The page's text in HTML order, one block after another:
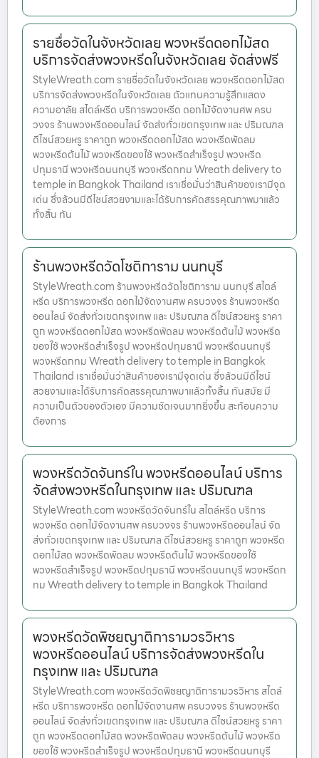
รายชื่อวัดในจังหวัดเลย พวงหรีดดอกไม้สด
บริการจัดส่งพวงหรีดในจังหวัดเลย จัดส่งฟรี
StyleWreath.com รายชื่อวัดในจังหวัดเลย พวงหรีดดอกไม้สด
บริการจัดส่งพวงหรีดในจังหวัดเลย ตัวแทนความรู้สึกแสดง
ความอาลัย สไตล์หรีด บริการพวงหรีด ดอกไม้จัดงานศพ ครบ
วงจร ร้านพวงหรีดออนไลน์ จัดส่งทั่วเขตกรุงเทพ และ ปริมณฑล
ดีไซน์สวยหรู ราคาถูก พวงหรีดดอกไม้สด พวงหรีดพัดลม
พวงหรีดต้นไม้ พวงหรีดของใช้ พวงหรีดสำเร็จรูป พวงหรีด
ปทุมธานี พวงหรีดนนทบุรี พวงหรีดกทม Wreath delivery to
temple in Bangkok Thailand เราเชื่อมั่นว่าสินค้าของเรามีจุด
เด่น ซึ่งล้วนมีดีไซน์สวยงามและได้รับการคัดสรรคุณภาพมาแล้ว
ทั้งสิ้น ทัน
ร้านพวงหรีดวัดโชติการาม นนทบุรี
StyleWreath.com ร้านพวงหรีดวัดโชติการาม นนทบุรี สไตล์
หรีด บริการพวงหรีด ดอกไม้จัดงานศพ ครบวงจร ร้านพวงหรีด
ออนไลน์ จัดส่งทั่วเขตกรุงเทพ และ ปริมณฑล ดีไซน์สวยหรู ราคา
ถูก พวงหรีดดอกไม้สด พวงหรีดพัดลม พวงหรีดต้นไม้ พวงหรีด
ของใช้ พวงหรีดสำเร็จรูป พวงหรีดปทุมธานี พวงหรีดนนทบุรี
พวงหรีดกทม Wreath delivery to temple in Bangkok
Thailand เราเชื่อมั่นว่าสินค้าของเรามีจุดเด่น ซึ่งล้วนมีดีไซน์
สวยงามและได้รับการคัดสรรคุณภาพมาแล้วทั้งสิ้น ทันสมัย มี
ความเป็นตัวของตัวเอง มีความชัดเจนมากยิ่งขึ้น สะท้อนความ
ต้องการ
พวงหรีดวัดจันทร์ใน พวงหรีดออนไลน์ บริการ
จัดส่งพวงหรีดในกรุงเทพ และ ปริมณฑล
StyleWreath.com พวงหรีดวัดจันทร์ใน สไตล์หรีด บริการ
พวงหรีด ดอกไม้จัดงานศพ ครบวงจร ร้านพวงหรีดออนไลน์ จัด
ส่งทั่วเขตกรุงเทพ และ ปริมณฑล ดีไซน์สวยหรู ราคาถูก พวงหรีด
ดอกไม้สด พวงหรีดพัดลม พวงหรีดต้นไม้ พวงหรีดของใช้
พวงหรีดสำเร็จรูป พวงหรีดปทุมธานี พวงหรีดนนทบุรี พวงหรีดก
ทม Wreath delivery to temple in Bangkok Thailand
พวงหรีดวัดพิชยญาติการามวรวิหาร
พวงหรีดออนไลน์ บริการจัดส่งพวงหรีดใน
กรุงเทพ และ ปริมณฑล
StyleWreath.com พวงหรีดวัดพิชยญาติการามวรวิหาร สไตล์
หรีด บริการพวงหรีด ดอกไม้จัดงานศพ ครบวงจร ร้านพวงหรีด
ออนไลน์ จัดส่งทั่วเขตกรุงเทพ และ ปริมณฑล ดีไซน์สวยหรู ราคา
ถูก พวงหรีดดอกไม้สด พวงหรีดพัดลม พวงหรีดต้นไม้ พวงหรีด
ของใช้ พวงหรีดสำเร็จรูป พวงหรีดปทุมธานี พวงหรีดนนทบุรี